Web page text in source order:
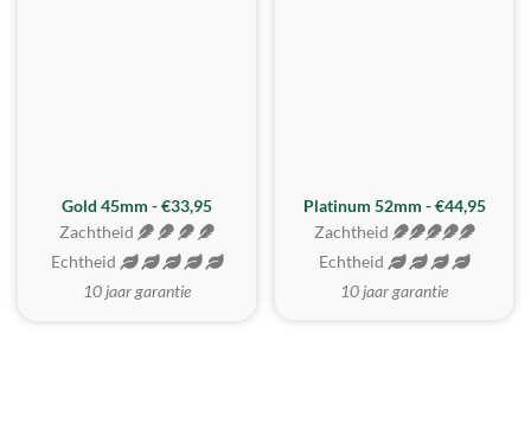
REALISTISCH
Gold 45mm - €33,95
Zachtheid
Echtheid
10 jaar garantie
ZACHTSTE
Platinum 52mm - €44,95
Zachtheid
Echtheid
10 jaar garantie